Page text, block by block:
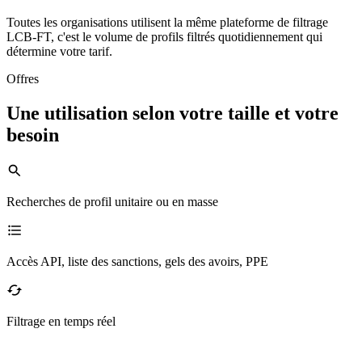
Toutes les organisations utilisent la même plateforme de filtrage
LCB-FT, c'est le volume de profils filtrés quotidiennement qui
détermine votre tarif.
Offres
Une utilisation selon votre taille et votre
besoin
Recherches de profil unitaire ou en masse
Accès API, liste des sanctions, gels des avoirs, PPE
Filtrage en temps réel